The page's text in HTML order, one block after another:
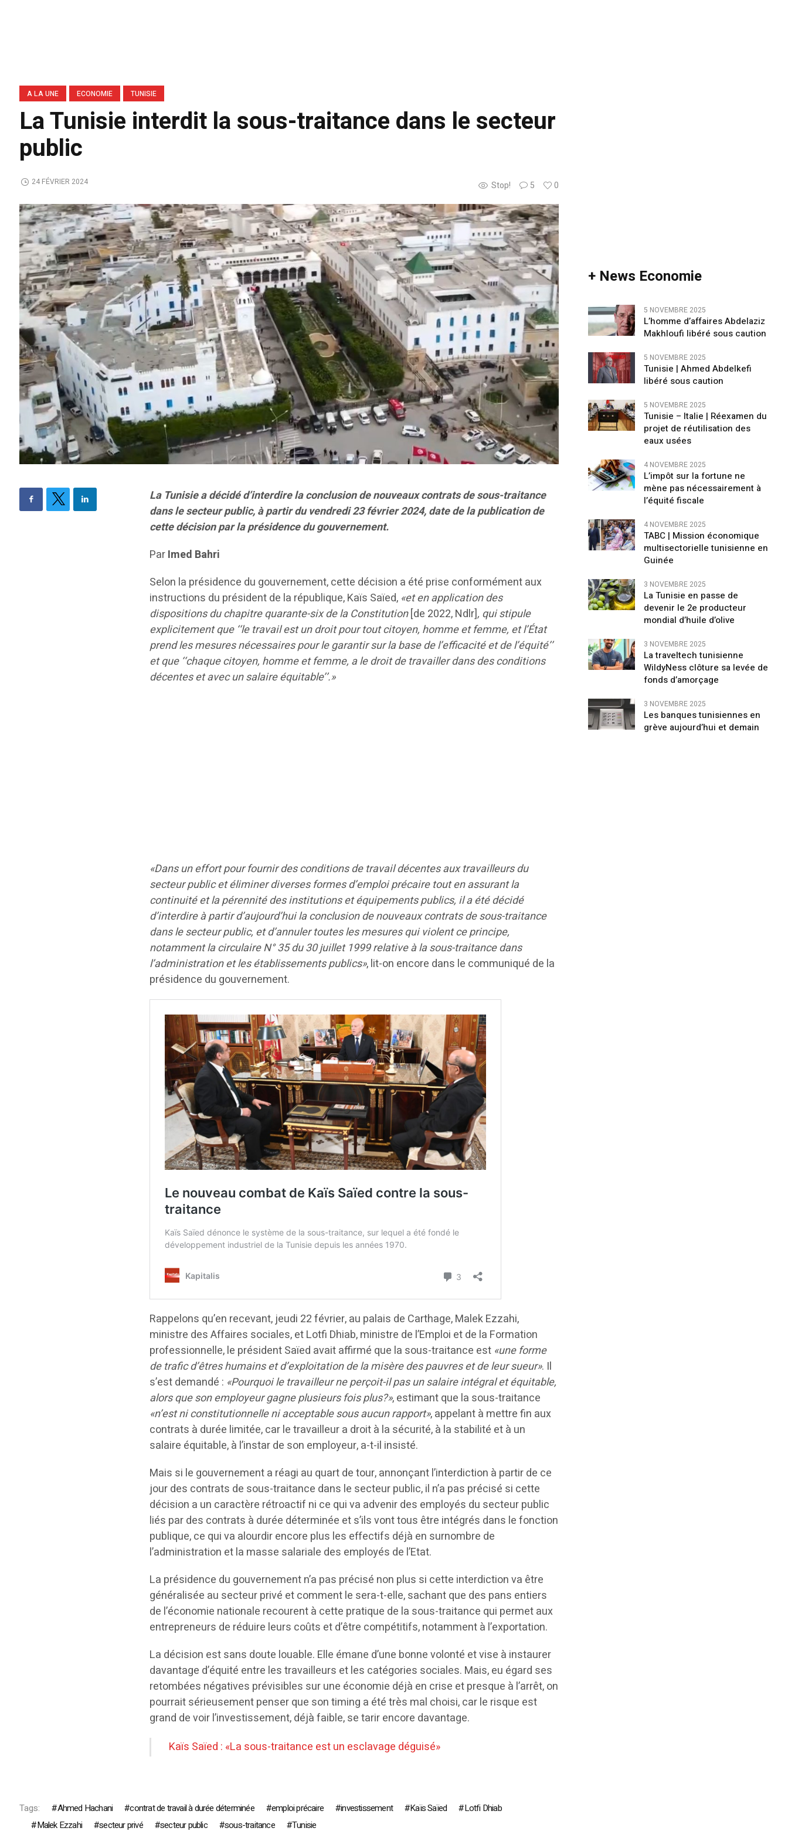
A LA UNE ECONOMIE TUNISIE
La Tunisie interdit la sous-traitance dans le secteur
public
Stop! 5 0
24 FÉVRIER 2024
La Tunisie a décidé d’interdire la conclusion de nouveaux contrats de sous-traitance
dans le secteur public, à partir du vendredi 23 février 2024, date de la publication de
cette décision par la présidence du gouvernement.
ParImed Bahri
Selon la présidence du gouvernement, cette décision a été prise conformément aux
instructions du président de la république, Kaïs Saïed, «et en application des
dispositions du chapitre quarante-six de la Constitution[de 2022, Ndlr], qui stipule
explicitement que ‘‘le travail est un droit pour tout citoyen, homme et femme, et l’État
prend les mesures nécessaires pour le garantir sur la base de l’efficacité et de l’équité’’
et que ‘‘chaque citoyen, homme et femme, a le droit de travailler dans des conditions
décentes et avec un salaire équitable’’.»
«Dans un effort pour fournir des conditions de travail décentes aux travailleurs du
secteur public et éliminer diverses formes d’emploi précaire tout en assurant la
continuité et la pérennité des institutions et équipements publics, il a été décidé
d’interdire à partir d’aujourd’hui la conclusion de nouveaux contrats de sous-traitance
dans le secteur public, et d’annuler toutes les mesures qui violent ce principe,
notamment la circulaire N° 35 du 30 juillet 1999 relative à la sous-traitance dans
l’administration et les établissements publics», lit-on encore dans le communiqué de la
présidence du gouvernement.
Rappelons qu’en recevant, jeudi 22 février, au palais de Carthage, Malek Ezzahi,
ministre des Affaires sociales, et Lotfi Dhiab, ministre de l’Emploi et de la Formation
professionnelle, le président Saïed avait affirmé que la sous-traitance est «une forme
de trafic d’êtres humains et d’exploitation de la misère des pauvres et de leur sueur». Il
s’est demandé : «Pourquoi le travailleur ne perçoit-il pas un salaire intégral et équitable,
alors que son employeur gagne plusieurs fois plus?», estimant que la sous-traitance
«n’est ni constitutionnelle ni acceptable sous aucun rapport», appelant à mettre fin aux
contrats à durée limitée, car le travailleur a droit à la sécurité, à la stabilité et à un
salaire équitable, à l’instar de son employeur, a-t-il insisté.
Mais si le gouvernement a réagi au quart de tour, annonçant l’interdiction à partir de ce
jour des contrats de sous-traitance dans le secteur public, il n’a pas précisé si cette
décision a un caractère rétroactif ni ce qui va advenir des employés du secteur public
liés par des contrats à durée déterminée et s’ils vont tous être intégrés dans le fonction
publique, ce qui va alourdir encore plus les effectifs déjà en surnombre de
l’administration et la masse salariale des employés de l’Etat.
La présidence du gouvernement n’a pas précisé non plus si cette interdiction va être
généralisée au secteur privé et comment le sera-t-elle, sachant que des pans entiers
de l’économie nationale recourent à cette pratique de la sous-traitance qui permet aux
entrepreneurs de réduire leurs coûts et d’être compétitifs, notamment à l’exportation.
La décision est sans doute louable. Elle émane d’une bonne volonté et vise à instaurer
davantage d’équité entre les travailleurs et les catégories sociales. Mais, eu égard ses
retombées négatives prévisibles sur une économie déjà en crise et presque à l’arrêt, on
pourrait sérieusement penser que son timing a été très mal choisi, car le risque est
grand de voir l’investissement, déjà faible, se tarir encore davantage.
Kaïs Saïed : «La sous-traitance est un esclavage déguisé»
Tags: Ahmed Hachani contrat de travail à durée déterminée emploi précaire investissement Kaïs Saïed
Lotfi Dhiab
Malek Ezzahi
secteur privé secteur public sous-traitance Tunisie
+ News Economie
5 NOVEMBRE 2025
L’homme d’affaires Abdelaziz
Makhloufi libéré sous caution
5 NOVEMBRE 2025
Tunisie | Ahmed Abdelkefi
libéré sous caution
5 NOVEMBRE 2025
Tunisie – Italie | Réexamen du
projet de réutilisation des
eaux usées
4 NOVEMBRE 2025
L’impôt sur la fortune ne
mène pas nécessairement à
l’équité fiscale
4 NOVEMBRE 2025
TABC | Mission économique
multisectorielle tunisienne en
Guinée
3 NOVEMBRE 2025
La Tunisie en passe de
devenir le 2e producteur
mondial d’huile d’olive
3 NOVEMBRE 2025
La traveltech tunisienne
WildyNess clôture sa levée de
fonds d’amorçage
3 NOVEMBRE 2025
Les banques tunisiennes en
grève aujourd’hui et demain